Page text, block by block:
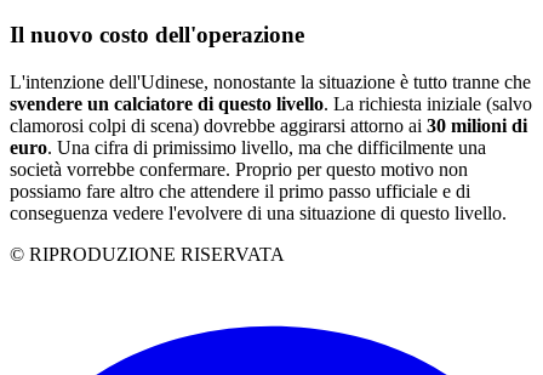
Il nuovo costo dell'operazione
L'intenzione dell'Udinese, nonostante la situazione è tutto tranne che
svendere un calciatore di questo livello. La richiesta iniziale (salvo
clamorosi colpi di scena) dovrebbe aggirarsi attorno ai 30 milioni di
euro. Una cifra di primissimo livello, ma che difficilmente una
società vorrebbe confermare. Proprio per questo motivo non
possiamo fare altro che attendere il primo passo ufficiale e di
conseguenza vedere l'evolvere di una situazione di questo livello.
© RIPRODUZIONE RISERVATA